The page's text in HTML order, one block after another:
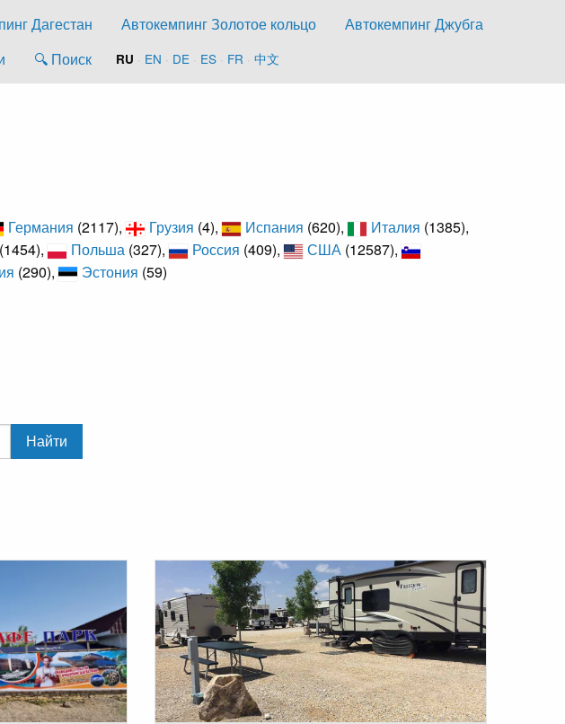
Дагестан Автокемпинг Золотое кольцо
Автокемпинг Джубга
🔍 Поиск RU · EN · DE · ES · FR · 中文
Германия (2117), Грузия (4), Испания (620), Италия (1385),
(1454), Польша(327), Россия (409), США (12587),
(290), Эстония (59)
Найти